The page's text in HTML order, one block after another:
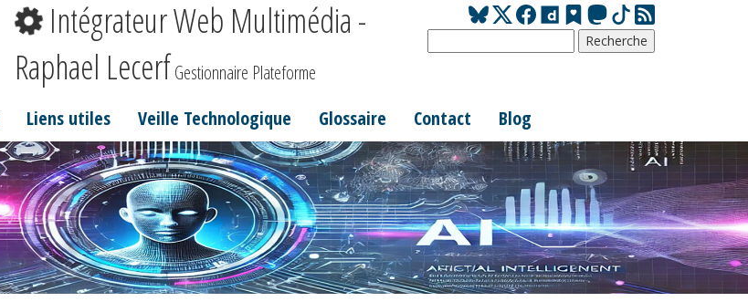
Intégrateur Web Multimédia -
Raphael LecerfGestionnaire Plateforme
Liens utiles Veille Technologique Glossaire Contact Blog